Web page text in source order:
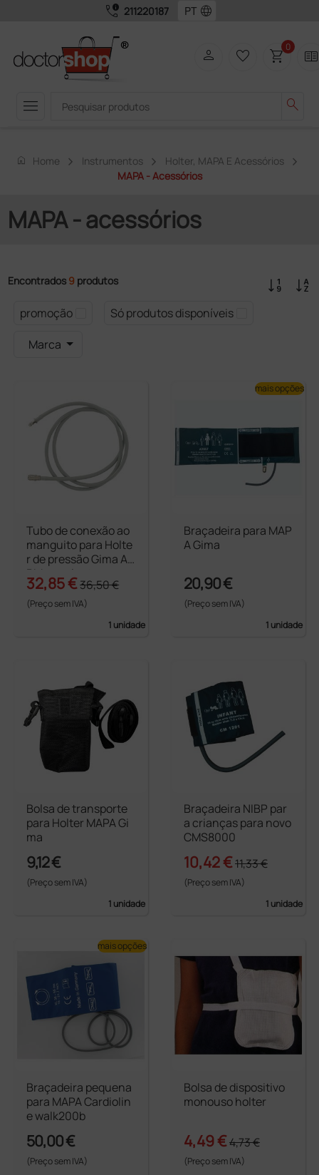
call_quality 211220187 language
menu search
person favorite_border shopping_cart0 two_pager
home Home Instrumentos
Holter, MAPA E Acessórios
MAPA - Acessórios
MAPA - acessórios
Encontrados 9 produtos
promoção
Só produtos disponíveis
Marca
Tubo de conexão ao
manguito para Holte
r de pressão Gima AB
PM - suplente
32,85 €36,50 €
(Preço sem IVA)
1 unidade
Braçadeira para MAP
A Gima
20,90 €
(Preço sem IVA)
1 unidade
mais opções
Bolsa de transporte
para Holter MAPA Gi
ma
9,12 €
(Preço sem IVA)
1 unidade
Braçadeira NIBP par
a crianças para novo
CMS8000
10,42 €11,33 €
(Preço sem IVA)
1 unidade
Braçadeira pequena
para MAPA Cardiolin
e walk200b
50,00 €
(Preço sem IVA)
mais opções
Bolsa de dispositivo
monouso holter
4,49 €4,73 €
(Preço sem IVA)